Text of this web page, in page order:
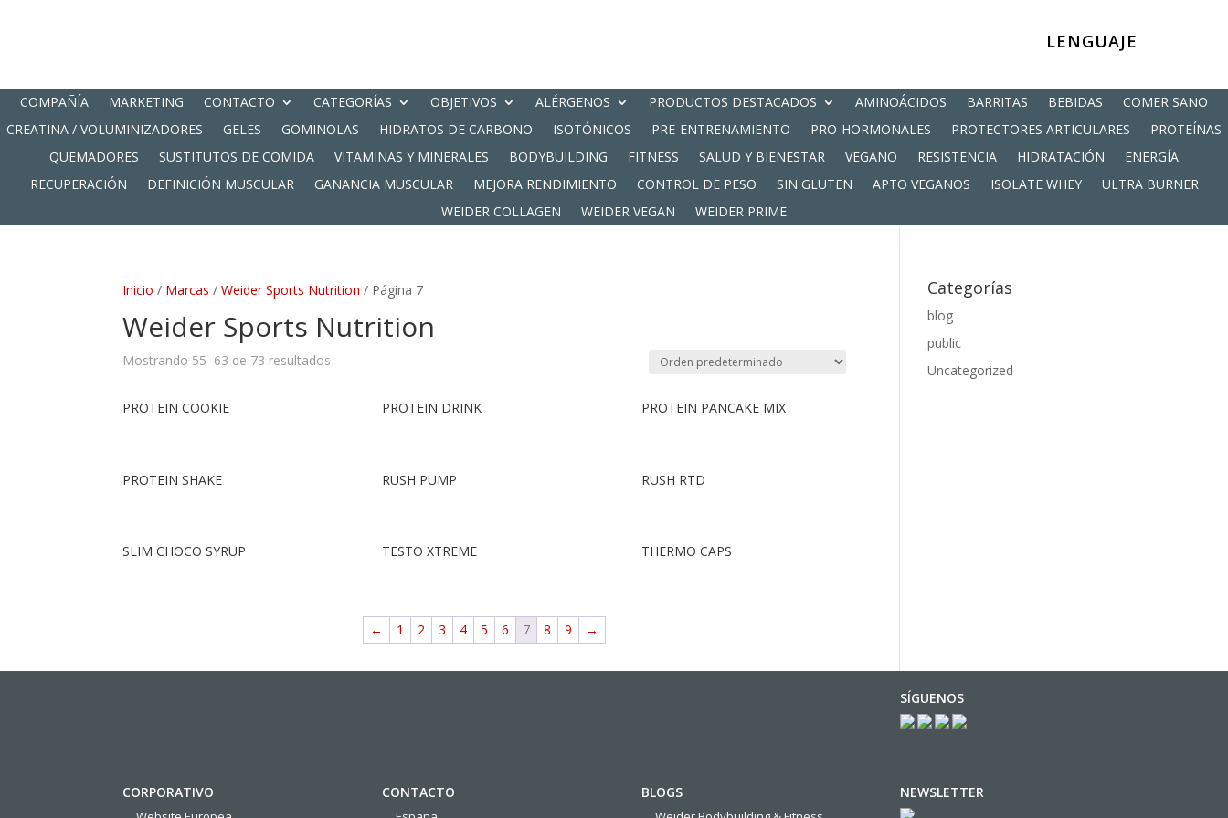
LENGUAJE
COMPAÑÍA MARKETING CONTACTO CATEGORÍAS OBJETIVOS ALÉRGENOS PRODUCTOS DESTACADOS AMINOÁCIDOS BARRITAS BEBIDAS
COMER SANO
CREATINA / VOLUMINIZADORES
GELES GOMINOLAS HIDRATOS DE CARBONO ISOTÓNICOS PRE-ENTRENAMIENTO PRO-HORMONALES PROTECTORES ARTICULARES
PROTEÍNAS
QUEMADORES
SUSTITUTOS DE COMIDA VITAMINAS Y MINERALES BODYBUILDING FITNESS SALUD Y BIENESTAR VEGANO RESISTENCIA HIDRATACIÓN
ENERGÍA
RECUPERACIÓN
DEFINICIÓN MUSCULAR GANANCIA MUSCULAR MEJORA RENDIMIENTO CONTROL DE PESO SIN GLUTEN APTO VEGANOS ISOLATE WHEY
ULTRA BURNER
WEIDER COLLAGEN
WEIDER VEGAN WEIDER PRIME
Inicio / Marcas /Weider Sports Nutrition / Página 7
Weider Sports Nutrition
Mostrando 55–63 de 73 resultados
PROTEIN COOKIE PROTEIN DRINK PROTEIN PANCAKE MIX
PROTEIN SHAKE RUSH PUMP RUSH RTD
SLIM CHOCO SYRUP TESTO XTREME THERMO CAPS
← 1 2 3 4 5 6 7 8 9 →
Categorías
blog
public
Uncategorized
SÍGUENOS
CORPORATIVO CONTACTO BLOGS NEWSLETTER